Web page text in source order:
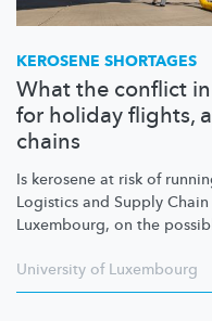
KEROSENE SHORTAGES
What the conflict
for holiday flights,
chains
Is kerosene at risk of
Logistics and Supply
Luxembourg, on the
University of Luxembourg